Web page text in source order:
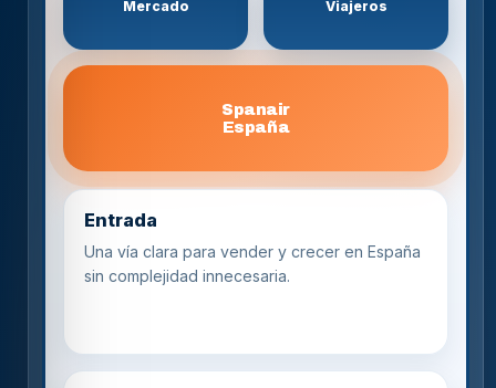
Mercado Viajeros
Spanair
España
Entrada
Una vía clara para vender y crecer en España
sin complejidad innecesaria.